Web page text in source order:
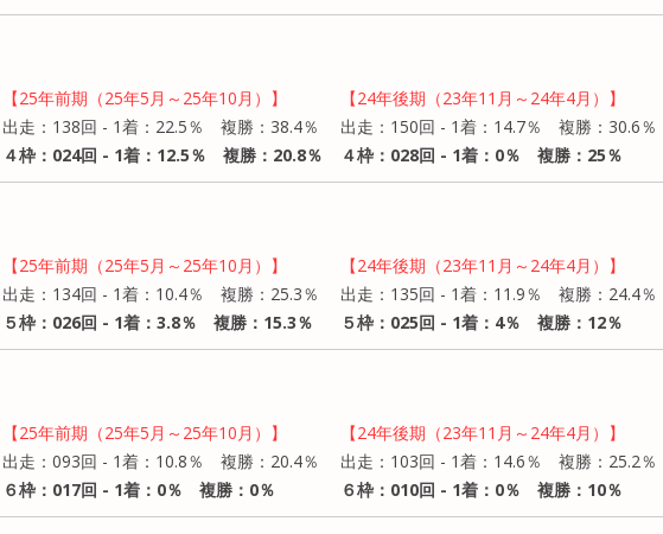
【25年前期（25年5月～25年10月）】
出走：138回 - 1着：22.5％ 複勝：38.4％
４枠：024回 - 1着：12.5％ 複勝：20.8％
【24年後期（23年11月～24年4月）】
出走：150回 - 1着：14.7％ 複勝：30.6％
４枠：028回 - 1着：0％ 複勝：25％
【25年前期（25年5月～25年10月）】
出走：134回 - 1着：10.4％ 複勝：25.3％
５枠：026回 - 1着：3.8％ 複勝：15.3％
【24年後期（23年11月～24年4月）】
出走：135回 - 1着：11.9％ 複勝：24.4％
５枠：025回 - 1着：4％ 複勝：12％
【25年前期（25年5月～25年10月）】
出走：093回 - 1着：10.8％ 複勝：20.4％
６枠：017回 - 1着：0％ 複勝：0％
【24年後期（23年11月～24年4月）】
出走：103回 - 1着：14.6％ 複勝：25.2％
６枠：010回 - 1着：0％ 複勝：10％